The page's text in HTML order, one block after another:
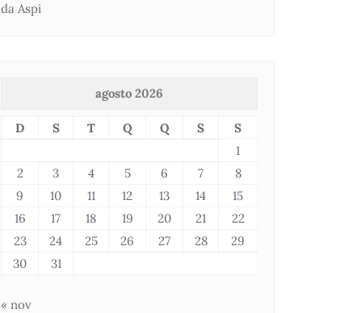
da Aspi
agosto 2026
D S T Q Q S
S
1
2
3 4 5 6 7
8
9
10 11 12 13 14
15
16
17 18 19 20 21
22
23
24 25 26 27 28
29
30
31
« nov